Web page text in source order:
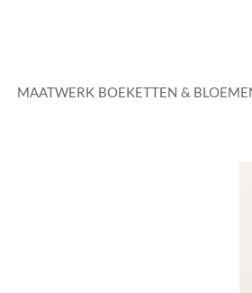
MAATWERK BOEKETTEN &